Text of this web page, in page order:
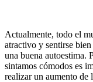
Actualmente, todo el
atractivo y sentirse
una buena autoestima.
sintamos cómodos es
realizar un aumento de